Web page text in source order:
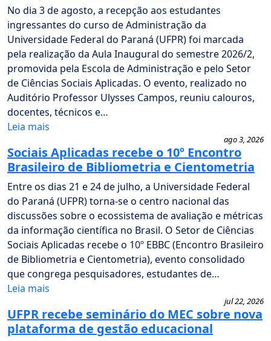
No dia 3 de agosto, a recepção aos estudantes
ingressantes do curso de Administração da
Universidade Federal do Paraná (UFPR) foi marcada
pela realização da Aula Inaugural do semestre 2026/2,
promovida pela Escola de Administração e pelo Setor
de Ciências Sociais Aplicadas. O evento, realizado no
Auditório Professor Ulysses Campos, reuniu calouros,
docentes, técnicos e…
Leia mais
ago 3, 2026
Sociais Aplicadas recebe o 10º Encontro
Brasileiro de Bibliometria e Cientometria
Entre os dias 21 e 24 de julho, a Universidade Federal
do Paraná (UFPR) torna-se o centro nacional das
discussões sobre o ecossistema de avaliação e métricas
da informação científica no Brasil. O Setor de Ciências
Sociais Aplicadas recebe o 10º EBBC (Encontro Brasileiro
de Bibliometria e Cientometria), evento consolidado
que congrega pesquisadores, estudantes de…
Leia mais
jul 22, 2026
UFPR recebe seminário do MEC sobre nova
plataforma de gestão educacional